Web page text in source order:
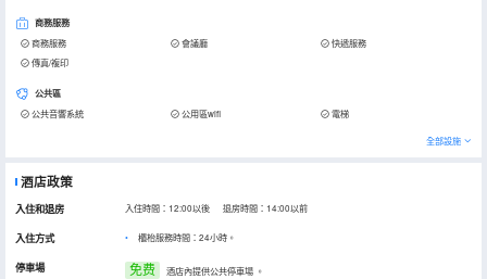
商務服務
商務服務 會議廳
快遞服務
傳真/複印
公共區
公共音響系統 公用區wifi 電梯
全部設施
酒店政策
入住和退房 入住時間：12:00以後 退房時間：14:00以前
入住方式 櫃枱服務時間：24小時。
停車場 免费 酒店內提供公共停車場 。